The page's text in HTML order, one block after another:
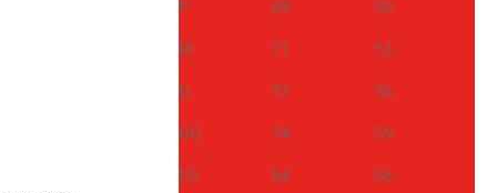
P
69
50
M
71
53
G
72
56
GG
74
59
EG
84
66